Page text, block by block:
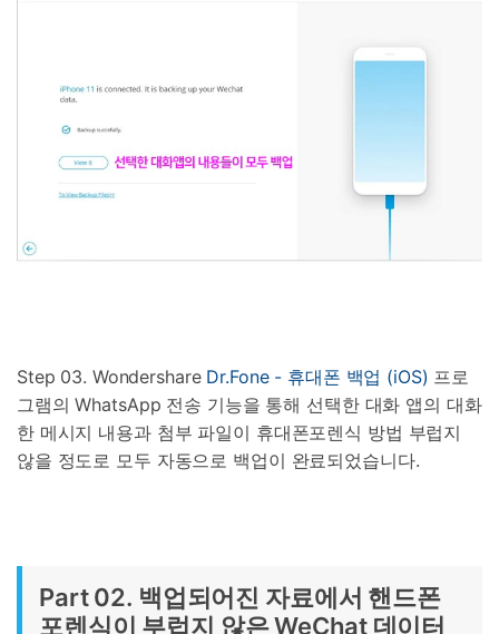
Step 03. Wondershare Dr.Fone - 휴대폰 백업 (iOS) 프로
그램의 WhatsApp 전송 기능을 통해 선택한 대화 앱의 대화
한 메시지 내용과 첨부 파일이 휴대폰포렌식 방법 부럽지
않을 정도로 모두 자동으로 백업이 완료되었습니다.
Part 02. 백업되어진 자료에서 핸드폰
포렌식이 부럽지 않은 WeChat 데이터